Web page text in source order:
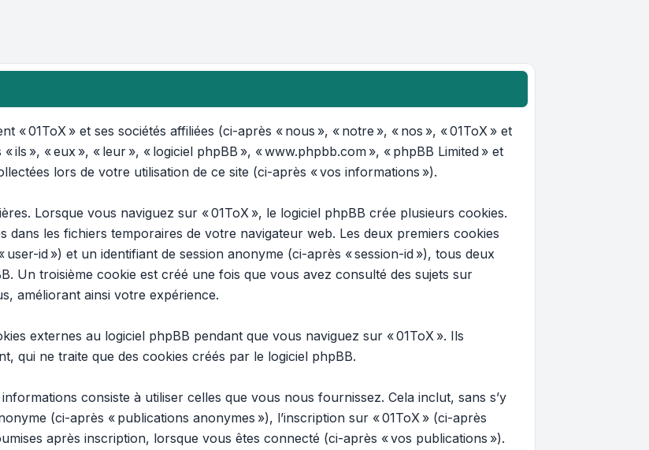
« 01ToX » et ses sociétés affiliées (ci-après « nous », « notre », « nos », « 01ToX » et
ils », « eux », « leur », « logiciel phpBB », « www.phpbb.com », « phpBB Limited » et
lors de votre utilisation de ce site (ci-après « vos informations »).
Lorsque vous naviguez sur « 01ToX », le logiciel phpBB crée plusieurs cookies.
dans les fichiers temporaires de votre navigateur web. Les deux premiers cookies
id ») et un identifiant de session anonyme (ci-après « session-id »), tous deux
Un troisième cookie est créé une fois que vous avez consulté des sujets sur
améliorant ainsi votre expérience.
externes au logiciel phpBB pendant que vous naviguez sur « 01ToX ». Ils
qui ne traite que des cookies créés par le logiciel phpBB.
consiste à utiliser celles que vous nous fournissez. Cela inclut, sans s’y
(ci-après « publications anonymes »), l’inscription sur « 01ToX » (ci-après
après inscription, lorsque vous êtes connecté (ci-après « vos publications »).